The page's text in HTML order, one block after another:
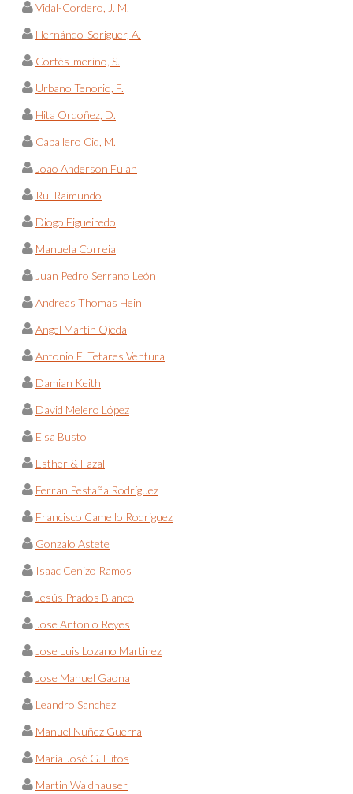
Vidal-Cordero, J. M.
Hernándo-Soriguer, A.
Cortés-merino, S.
Urbano Tenorio, F.
Hita Ordoñez, D.
Caballero Cid, M.
Joao Anderson Fulan
Rui Raimundo
Diogo Figueiredo
Manuela Correia
Juan Pedro Serrano León
Andreas Thomas Hein
Angel Martín Ojeda
Antonio E. Tetares Ventura
Damian Keith
David Melero López
Elsa Busto
Esther & Fazal
Ferran Pestaña Rodríguez
Francisco Camello Rodriguez
Gonzalo Astete
Isaac Cenizo Ramos
Jesús Prados Blanco
Jose Antonio Reyes
Jose Luis Lozano Martinez
Jose Manuel Gaona
Leandro Sanchez
Manuel Nuñez Guerra
María José G. Hitos
Martin Waldhauser